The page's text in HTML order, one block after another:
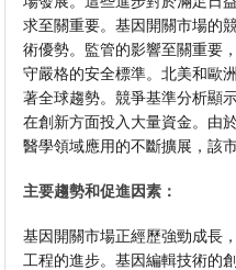
求至關重要。基因開關市場的
術優勢。監管的影響至關重要
守嚴格的安全標準。北美和歐
著全球趨勢。競爭基準分析顯
在創新方面投入大量資金。由
醫學領域應用的不斷擴展，該
主要趨勢和促進因素：
基因開關市場正經歷強勁成長
工程的進步。基因編輯技術的